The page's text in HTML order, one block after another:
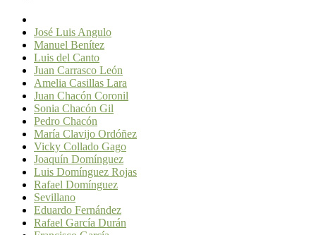
José Luis Angulo
Manuel Benítez
Luis del Canto
Juan Carrasco León
Amelia Casillas Lara
Juan Chacón Coronil
Sonia Chacón Gil
Pedro Chacón
María Clavijo Ordóñez
Vicky Collado Gago
Joaquín Domínguez
Luis Domínguez Rojas
Rafael Domínguez
Sevillano
Eduardo Fernández
Rafael García Durán